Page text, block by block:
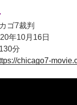
ゴ7裁判
年10月16日
分
chicago7-